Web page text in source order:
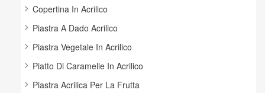
Copertina In Acrilico
Piastra A Dado Acrilico
Piastra Vegetale In Acrilico
Piatto Di Caramelle In Acrilico
Piastra Acrilica Per La Frutta